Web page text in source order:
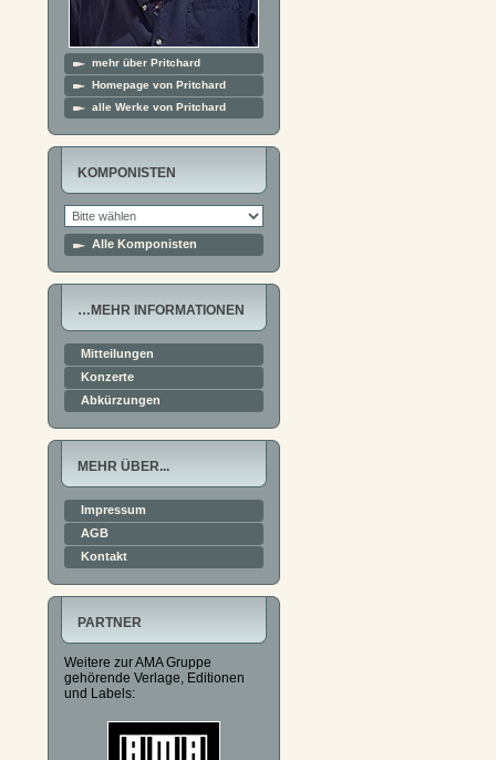
mehr über Pritchard
Homepage von Pritchard
alle Werke von Pritchard
KOMPONISTEN
Alle Komponisten
…MEHR INFORMATIONEN
Mitteilungen
Konzerte
Abkürzungen
MEHR ÜBER...
Impressum
AGB
Kontakt
PARTNER
Weitere zur AMA Gruppe
gehörende Verlage, Editionen
und Labels: